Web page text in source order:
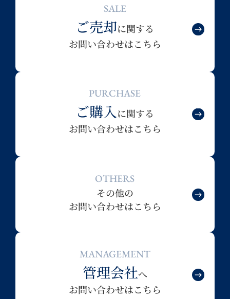
SALE
ご売却に関する
お問い合わせはこちら
PURCHASE
ご購入に関する
お問い合わせはこちら
OTHERS
その他の
お問い合わせはこちら
MANAGEMENT
管理会社へ
お問い合わせはこちら